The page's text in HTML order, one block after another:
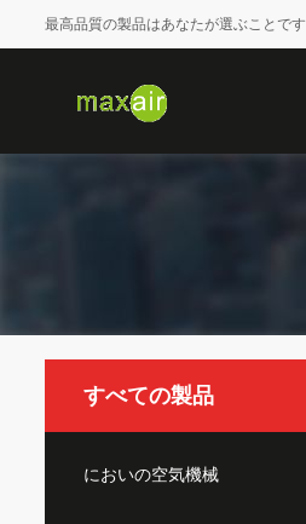
最高品質の製品はあなたが選ぶことです
すべての製品
においの空気機械